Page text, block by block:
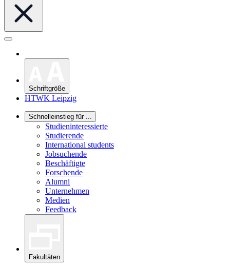
Schriftgröße
HTWK Leipzig
Schnelleinstieg für ...
Studieninteressierte
Studierende
International students
Jobsuchende
Beschäftigte
Forschende
Alumni
Unternehmen
Medien
Feedback
Fakultäten